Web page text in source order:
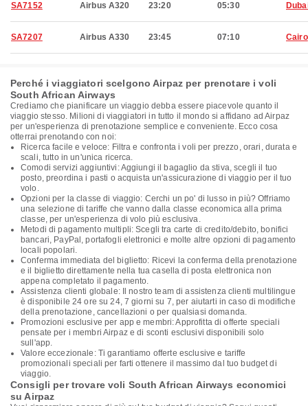
SA7152 Airbus A320 23:20 05:30
SA7207 Airbus A330 23:45 07:10 Cairo
Perché i viaggiatori scelgono Airpaz per prenotare i voli
South African Airways
Crediamo che pianificare un viaggio debba essere piacevole quanto il
viaggio stesso. Milioni di viaggiatori in tutto il mondo si affidano ad Airpaz
per un'esperienza di prenotazione semplice e conveniente. Ecco cosa
otterrai prenotando con noi:
Ricerca facile e veloce: Filtra e confronta i voli per prezzo, orari, durata e
scali, tutto in un'unica ricerca.
Comodi servizi aggiuntivi: Aggiungi il bagaglio da stiva, scegli il tuo
posto, preordina i pasti o acquista un'assicurazione di viaggio per il tuo
volo.
Opzioni per la classe di viaggio: Cerchi un po' di lusso in più? Offriamo
una selezione di tariffe che vanno dalla classe economica alla prima
classe, per un'esperienza di volo più esclusiva.
Metodi di pagamento multipli: Scegli tra carte di credito/debito, bonifici
bancari, PayPal, portafogli elettronici e molte altre opzioni di pagamento
locali popolari.
Conferma immediata del biglietto: Ricevi la conferma della prenotazione
e il biglietto direttamente nella tua casella di posta elettronica non
appena completato il pagamento.
Assistenza clienti globale: Il nostro team di assistenza clienti multilingue
è disponibile 24 ore su 24, 7 giorni su 7, per aiutarti in caso di modifiche
della prenotazione, cancellazioni o per qualsiasi domanda.
Promozioni esclusive per app e membri: Approfitta di offerte speciali
pensate per i membri Airpaz e di sconti esclusivi disponibili solo
sull'app.
Valore eccezionale: Ti garantiamo offerte esclusive e tariffe
promozionali speciali per farti ottenere il massimo dal tuo budget di
viaggio.
Consigli per trovare voli South African Airways economici
su Airpaz